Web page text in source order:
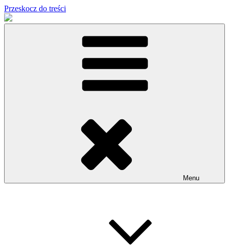
Przeskocz do treści
Menu